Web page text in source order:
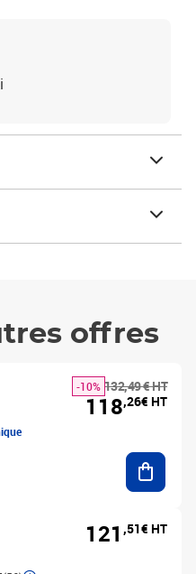
offres
132,49 € HT
-10%
118,26€ HT
121 ,51€ HT